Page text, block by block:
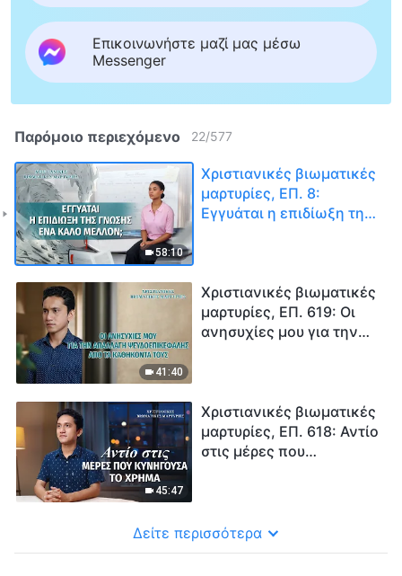
Επικοινωνήστε μαζί μας μέσω
Messenger
Παρόμοιο περιεχόμενο 22/577
58:10
Χριστιανικές βιωματικές
μαρτυρίες, ΕΠ. 8:
Εγγυάται η επιδίωξη της
41:40
Χριστιανικές βιωματικές
μαρτυρίες, ΕΠ. 619: Οι
ανησυχίες μου για την
45:47
Χριστιανικές βιωματικές
μαρτυρίες, ΕΠ. 618: Αντίο
στις μέρες που
Δείτε περισσότερα